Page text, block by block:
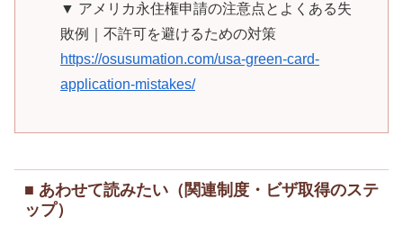
▼ アメリカ永住権申請の注意点とよくある失
敗例｜不許可を避けるための対策
https://osusumation.com/usa-green-card-
application-mistakes/
■ あわせて読みたい（関連制度・ビザ取得のステ
ップ）